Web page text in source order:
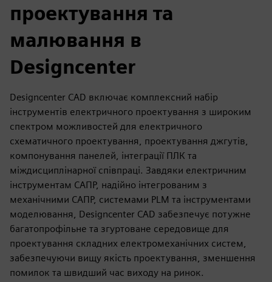
проектування та
малювання в
Designcenter
Designcenter CAD включає комплексний набір
інструментів електричного проектування з широким
спектром можливостей для електричного
схематичного проектування, проектування джгутів,
компонування панелей, інтеграції ПЛК та
міждисциплінарної співпраці. Завдяки електричним
інструментам САПР, надійно інтегрованим з
механічними САПР, системами PLM та інструментами
моделювання, Designcenter CAD забезпечує потужне
багатопрофільне та згуртоване середовище для
проектування складних електромеханічних систем,
забезпечуючи вищу якість проектування, зменшення
помилок та швидший час виходу на ринок.